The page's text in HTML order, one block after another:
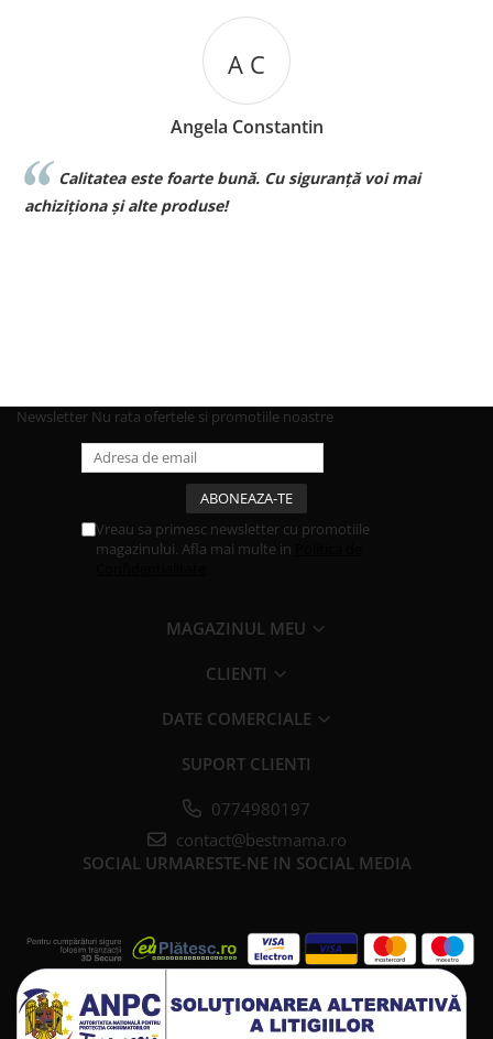
A C
Angela Constantin
Calitatea este foarte bună. Cu siguranță voi mai
achiziționa și alte produse!
Newsletter Nu rata ofertele si promotiile noastre
Vreau sa primesc newsletter cu promotiile
magazinului. Afla mai multe in
MAGAZINUL MEU
CLIENTI
DATE COMERCIALE
SUPORT CLIENTI
0774980197
contact@bestmama.ro
SOCIAL URMARESTE-NE IN SOCIAL MEDIA